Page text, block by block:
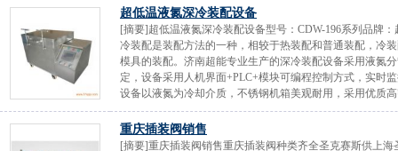
超低温液氮深冷装配设备
[摘要]超低温液氮深冷装配设备型号：CDW-196系列品牌
冷装配是装配方法的一种，相较于热装配和普通装配，冷
模具的装配。济南超能专业生产的深冷装配设备采用液氮
定，设备采用人机界面+PLC+模块可编程控制方式，实时
设备以液氮为冷却介质，不锈钢机箱美观耐用，采用优质
重庆插装阀销售
[摘要]重庆插装阀销售重庆插装阀种类齐全圣克赛斯供上